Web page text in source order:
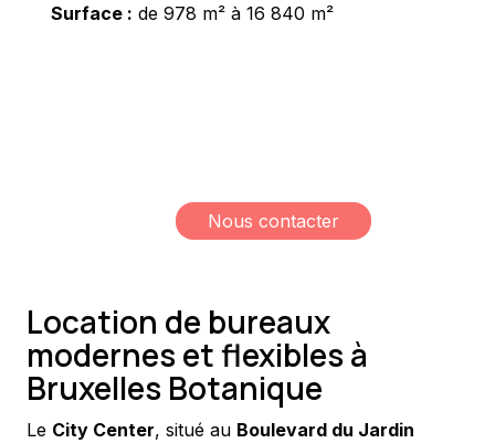
Surface : de 978 m² à 16 840 m²
Nous contacter
Location de bureaux
modernes et flexibles à
Bruxelles Botanique
Le City Center, situé au Boulevard du Jardin